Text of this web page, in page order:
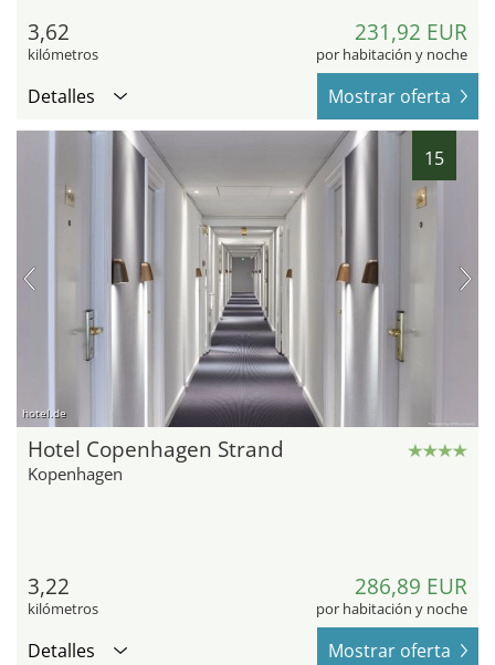
3,62
kilómetros
231,92 EUR
por habitación y noche
Detalles Mostrar oferta
15
hotel.de
Hotel Copenhagen Strand
Kopenhagen
3,22
kilómetros
286,89 EUR
por habitación y noche
Detalles Mostrar oferta